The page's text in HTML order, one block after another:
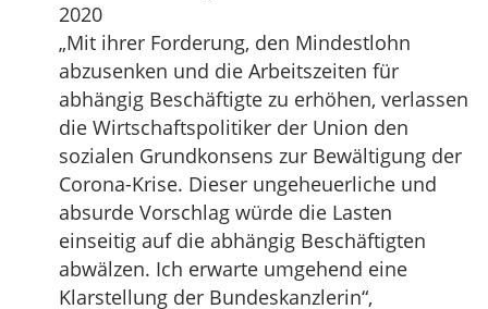
2020
„Mit ihrer Forderung, den Mindestlohn
abzusenken und die Arbeitszeiten für
abhängig Beschäftigte zu erhöhen, verlassen
die Wirtschaftspolitiker der Union den
sozialen Grundkonsens zur Bewältigung der
Corona-Krise. Dieser ungeheuerliche und
absurde Vorschlag würde die Lasten
einseitig auf die abhängig Beschäftigten
abwälzen. Ich erwarte umgehend eine
Klarstellung der Bundeskanzlerin“,